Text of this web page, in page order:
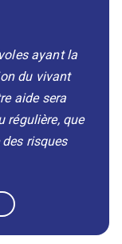
ayant la
du vivant
aide sera
régulière, que
risques